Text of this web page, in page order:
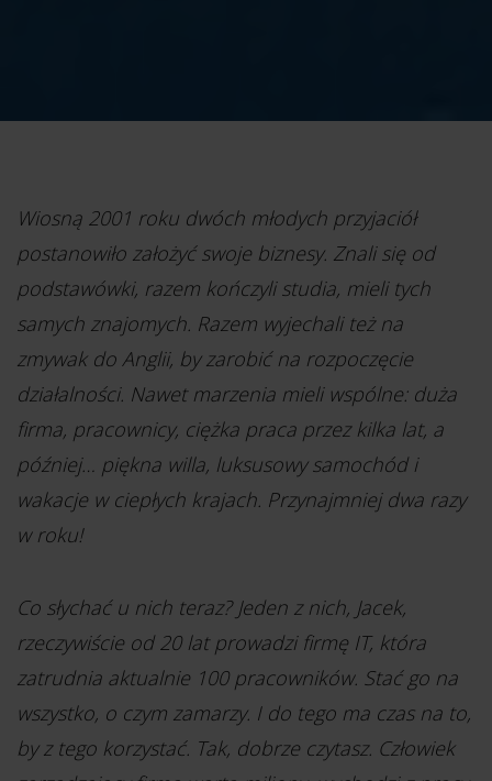
Wiosną 2001 roku dwóch młodych przyjaciół
postanowiło założyć swoje biznesy. Znali się od
podstawówki, razem kończyli studia, mieli tych
samych znajomych. Razem wyjechali też na
zmywak do Anglii, by zarobić na rozpoczęcie
działalności. Nawet marzenia mieli wspólne: duża
firma, pracownicy, ciężka praca przez kilka lat, a
później… piękna willa, luksusowy samochód i
wakacje w ciepłych krajach. Przynajmniej dwa razy
w roku!
Co słychać u nich teraz? Jeden z nich, Jacek,
rzeczywiście od 20 lat prowadzi firmę IT, która
zatrudnia aktualnie 100 pracowników. Stać go na
wszystko, o czym zamarzy. I do tego ma czas na to,
by z tego korzystać. Tak, dobrze czytasz. Człowiek